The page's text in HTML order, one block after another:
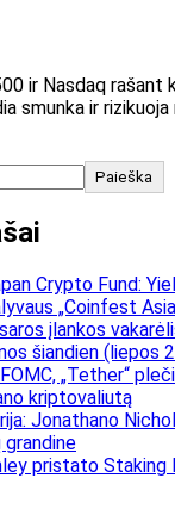
ir Nasdaq rašant
smunka ir
Paieška
Crypto Fund:
„Coinfest
įlankos
šiandien (liepos
„Tether“
kriptovaliutą
Jonathano
pristato Staking